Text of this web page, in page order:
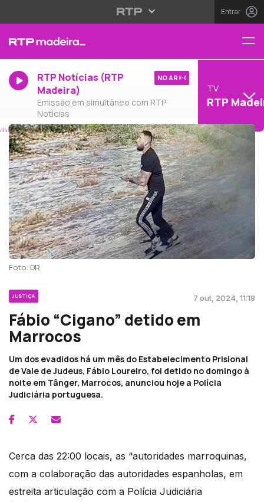
Entrar
RTP Notícias (RTP
Madeira)
Emissão em simultâneo com RTP
Notícias
NO AR
TV
RTP
Foto: DR
JUSTIÇA 7 out, 2024, 11:18
Fábio “Cigano” detido em
Marrocos
Um dos evadidos há um mês do Estabelecimento Prisional
de Vale de Judeus, Fábio Loureiro, foi detido no domingo à
noite em Tânger, Marrocos, anunciou hoje a Polícia
Judiciária portuguesa.
Cerca das 22:00 locais, as “autoridades marroquinas,
com a colaboração das autoridades espanholas, em
estreita articulação com a Polícia Judiciária